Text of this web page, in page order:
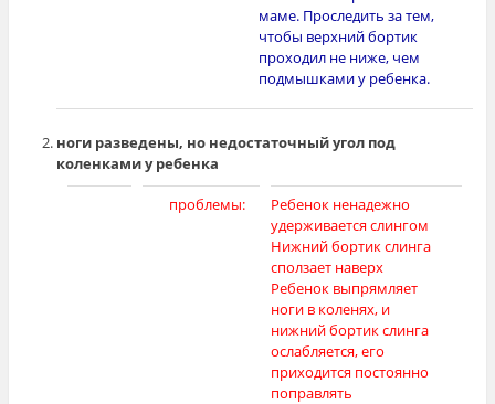
маме. Проследить за тем,
чтобы верхний бортик
проходил не ниже, чем
подмышками у ребенка.
ноги разведены, но недостаточный угол под
коленками у ребенка
проблемы:
Ребенок ненадежно
удерживается слингом
Нижний бортик слинга
сползает наверх
Ребенок выпрямляет
ноги в коленях, и
нижний бортик слинга
ослабляется, его
приходится постоянно
поправлять